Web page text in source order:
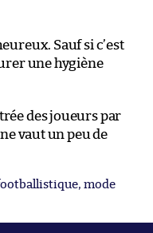
Sauf si c’est
une hygiène
des joueurs par
ne vaut un peu de
mode